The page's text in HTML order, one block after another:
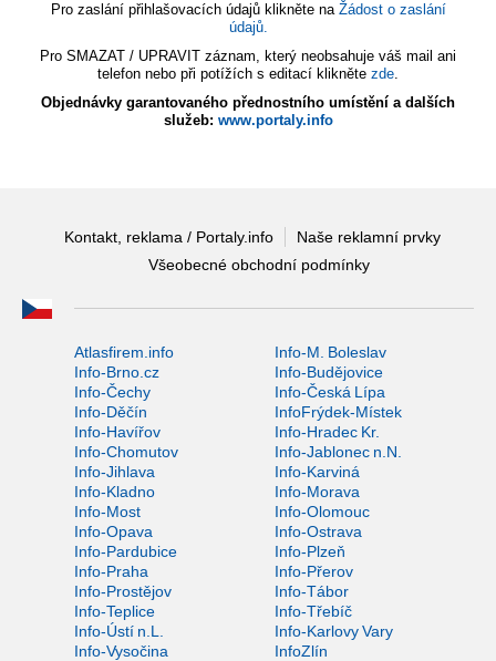
Pro zaslání přihlašovacích údajů klikněte na Žádost o zaslání
údajů.
Pro SMAZAT / UPRAVIT záznam, který neobsahuje váš mail ani
telefon nebo při potížích s editací klikněte zde.
Objednávky garantovaného přednostního umístění a dalších
služeb: www.portaly.info
Kontakt, reklama / Portaly.info
Naše reklamní prvky
Všeobecné obchodní podmínky
Atlasfirem.info
Info-M. Boleslav
Info-Brno.cz
Info-Budějovice
Info-Čechy
Info-Česká Lípa
Info-Děčín
InfoFrýdek-Místek
Info-Havířov
Info-Hradec Kr.
Info-Chomutov
Info-Jablonec n.N.
Info-Jihlava
Info-Karviná
Info-Kladno
Info-Morava
Info-Most
Info-Olomouc
Info-Opava
Info-Ostrava
Info-Pardubice
Info-Plzeň
Info-Praha
Info-Přerov
Info-Prostějov
Info-Tábor
Info-Teplice
Info-Třebíč
Info-Ústí n.L.
Info-Karlovy Vary
Info-Vysočina
InfoZlín